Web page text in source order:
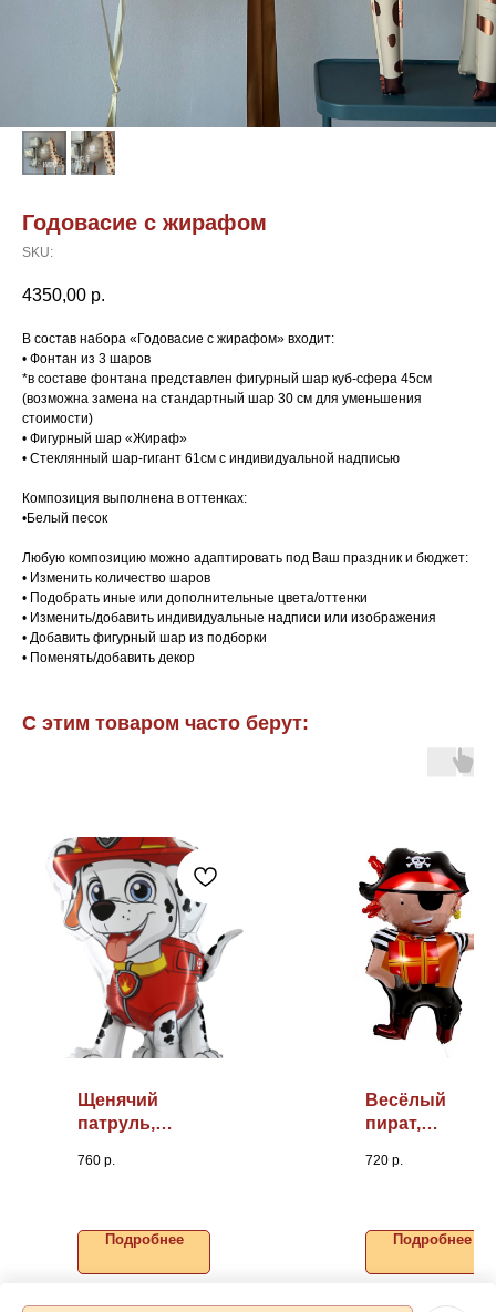
Годовасие с жирафом
SKU:
4350,00 р.
В состав набора «Годовасие с жирафом» входит:
• Фонтан из 3 шаров
*в составе фонтана представлен фигурный шар куб-сфера 45см
(возможна замена на стандартный шар 30 см для уменьшения
стоимости)
• Фигурный шар «Жираф»
• Стеклянный шар-гигант 61см с индивидуальной надписью
Композиция выполнена в оттенках:
•Белый песок
Любую композицию можно адаптировать под Ваш праздник и бюджет:
• Изменить количество шаров
• Подобрать иные или дополнительные цвета/оттенки
• Изменить/добавить индивидуальные надписи или изображения
• Добавить фигурный шар из подборки
• Поменять/добавить декор
С этим товаром часто берут:
Щенячий
патруль,
34"/86см
760 р.
Подробнее
В корзину
Весёлый
пират,
720 р.
Подробнее
В корзину